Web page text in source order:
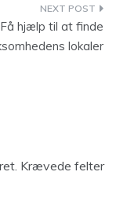
Få hjælp til at finde
lokaler
Krævede felter